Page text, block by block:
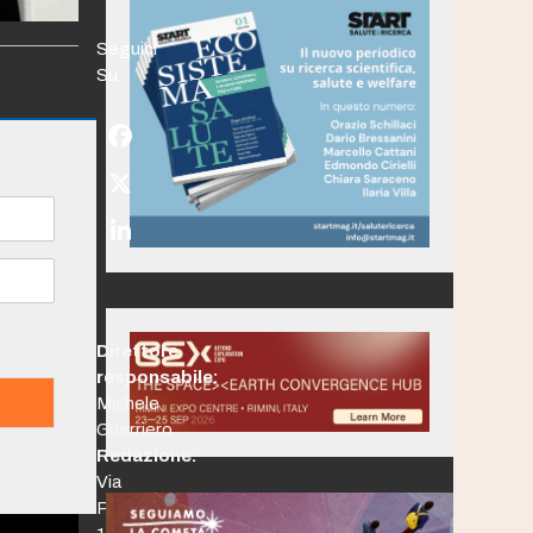
Seguici
Su:
Facebook
Twitter
(deprecated)
LinkedIn
Direttore
responsabile:
Michele
Guerriero
Redazione:
Via
Po,